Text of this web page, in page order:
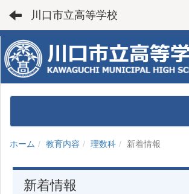
川口市立高等学校
ホーム 教育内容 理数科 新着情報
新着情報